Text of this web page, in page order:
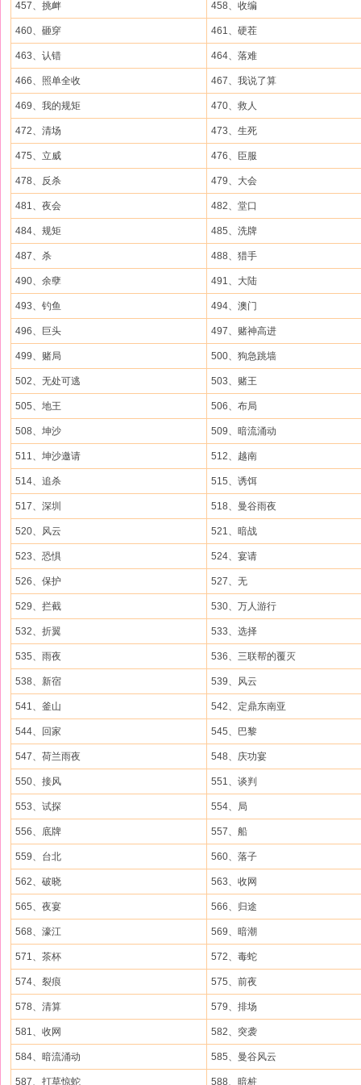
457、挑衅 458、收编
460、砸穿 461、硬茬
463、认错 464、落难
466、照单全收 467、我说了算
469、我的规矩 470、救人
472、清场 473、生死
475、立威 476、臣服
478、反杀 479、大会
481、夜会 482、堂口
484、规矩 485、洗牌
487、杀 488、猎手
490、余孽 491、大陆
493、钓鱼 494、澳门
496、巨头 497、赌神高进
499、赌局 500、狗急跳墙
502、无处可逃 503、赌王
505、地王 506、布局
508、坤沙 509、暗流涌动
511、坤沙邀请 512、越南
514、追杀 515、诱饵
517、深圳 518、曼谷雨夜
520、风云 521、暗战
523、恐惧 524、宴请
526、保护 527、无
529、拦截 530、万人游行
532、折翼 533、选择
535、雨夜 536、三联帮的覆灭
538、新宿 539、风云
541、釜山 542、定鼎东南亚
544、回家 545、巴黎
547、荷兰雨夜 548、庆功宴
550、接风 551、谈判
553、试探 554、局
556、底牌 557、船
559、台北 560、落子
562、破晓 563、收网
565、夜宴 566、归途
568、濠江 569、暗潮
571、茶杯 572、毒蛇
574、裂痕 575、前夜
578、清算 579、排场
581、收网 582、突袭
584、暗流涌动 585、曼谷风云
587、打草惊蛇 588、暗桩